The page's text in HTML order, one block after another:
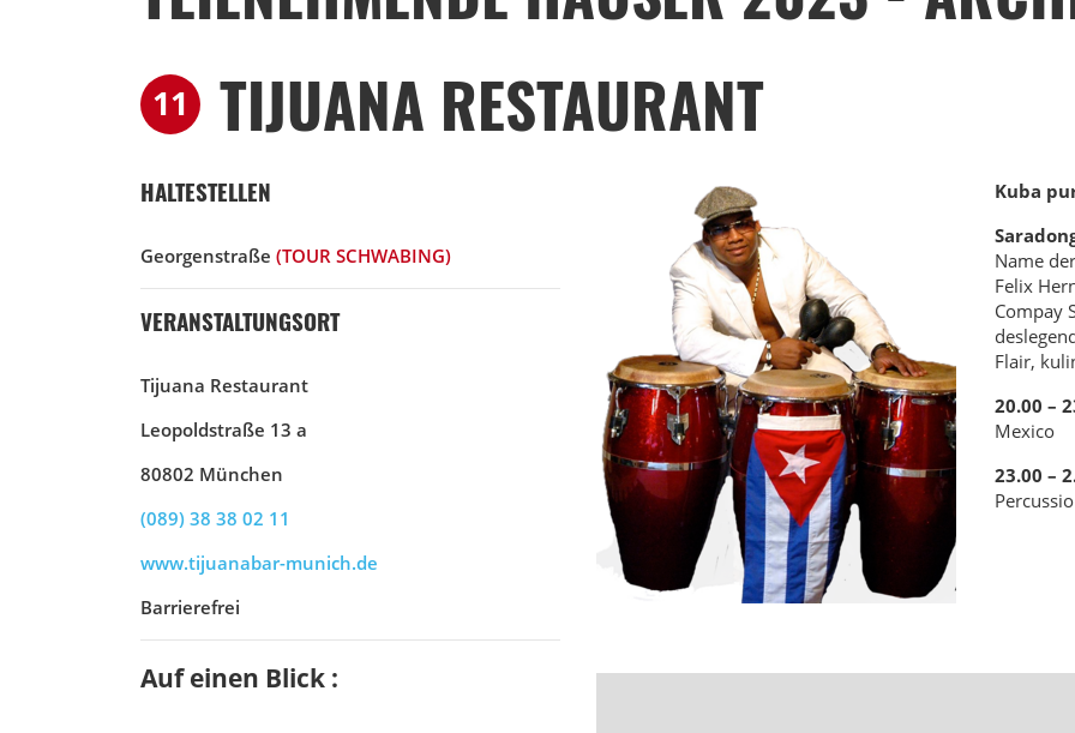
11 TIJUANA RESTAURANT
HALTESTELLEN
Georgenstraße (TOUR SCHWABING)
VERANSTALTUNGSORT
Tijuana Restaurant
Leopoldstraße 13 a
80802 München
(089) 38 38 02 11
www.tijuanabar-munich.de
Barrierefrei
Auf einen Blick :
Kuba
Name
Felix
Compay
des
Flair,
20.00 –
Mexico
23.00 –